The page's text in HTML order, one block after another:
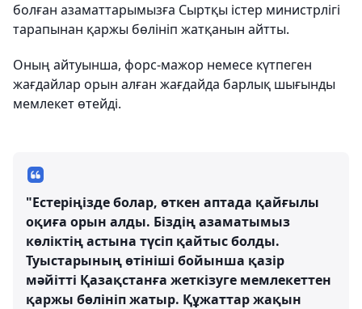
болған азаматтарымызға Сыртқы істер министрлігі
тарапынан қаржы бөлініп жатқанын айтты.
Оның айтуынша, форс-мажор немесе күтпеген
жағдайлар орын алған жағдайда барлық шығынды
мемлекет өтейді.
"Естеріңізде болар, өткен аптада қайғылы
оқиға орын алды. Біздің азаматымыз
көліктің астына түсіп қайтыс болды.
Туыстарының өтініші бойынша қазір
мәйітті Қазақстанға жеткізуге мемлекеттен
қаржы бөлініп жатыр. Құжаттар жақын